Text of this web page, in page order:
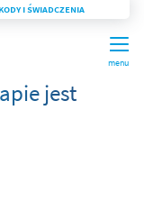
menu
I ŚWIADCZENIA
jest